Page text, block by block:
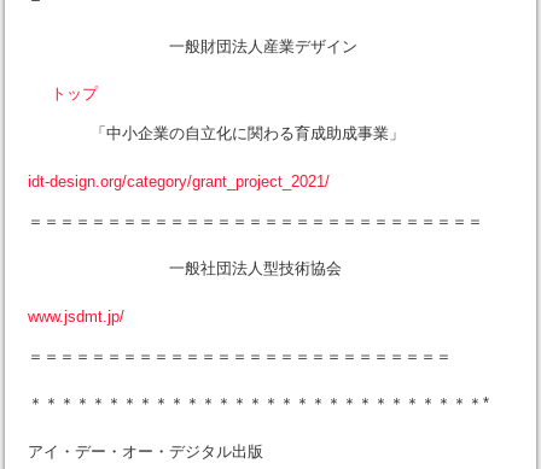
一般財団法人産業デザイン
トップ
「中小企業の自立化に関わる育成助成事業」
idt-design.org/category/grant_project_2021/
＝＝＝＝＝＝＝＝＝＝＝＝＝＝＝＝＝＝＝＝＝＝＝＝＝＝＝＝＝
一般社団法人型技術協会
www.jsdmt.jp/
＝＝＝＝＝＝＝＝＝＝＝＝＝＝＝＝＝＝＝＝＝＝＝＝＝＝＝
＊＊＊＊＊＊＊＊＊＊＊＊＊＊＊＊＊＊＊＊＊＊＊＊＊＊＊＊＊*
アイ・デー・オー・デジタル出版